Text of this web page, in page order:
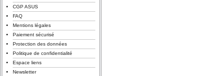
CGP ASUS
FAQ
Mentions légales
Paiement sécurisé
Protection des données
Politique de confidentialité
Espace liens
Newsletter